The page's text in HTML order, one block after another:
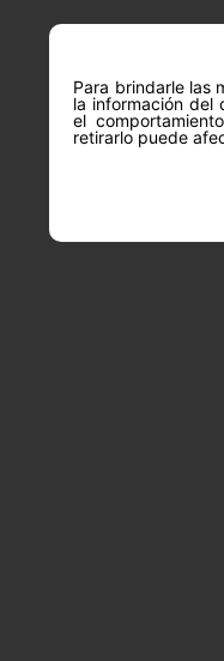
Para brindarle las
la información del
el
retirarlo puede